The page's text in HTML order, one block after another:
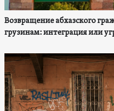
Возвращение абхазского
грузинам: интеграция или